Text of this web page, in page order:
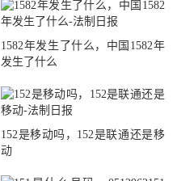
1582年发生了什么，中国1582年
发生了什么
152是移动吗，152是联通还是移
动